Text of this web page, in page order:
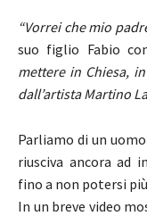
“Vorrei che mio
suo figlio Fabio
mettere in Chiesa,
dall’artista Martino
Parliamo di un
riusciva ancora ad
fino a non potersi
In un breve video